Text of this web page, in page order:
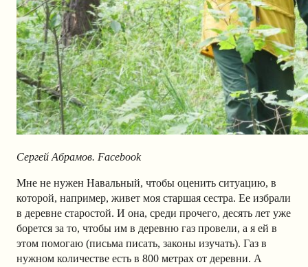
Сергей Абрамов. Facebook
Мне не нужен Навальный, чтобы оценить ситуацию, в
которой, например, живет моя старшая сестра. Ее избрали
в деревне старостой. И она, среди прочего, десять лет уже
борется за то, чтобы им в деревню газ провели, а я ей в
этом помогаю (письма писать, законы изучать). Газ в
нужном количестве есть в 800 метрах от деревни. А